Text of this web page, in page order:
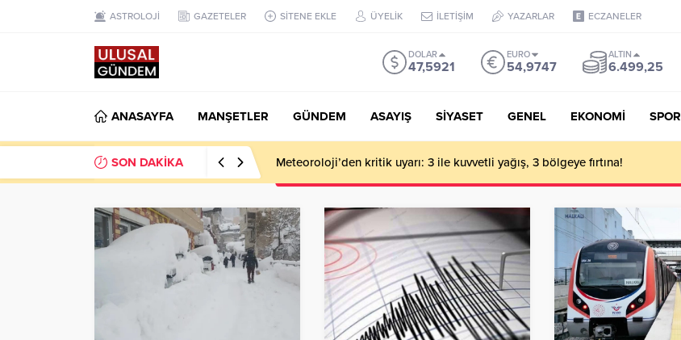
ASTROLOJİ GAZETELER SİTENE EKLE ÜYELİK İLETİŞİM YAZARLAR ECZANELER
DOLAR
47,5921
EURO
54,9747
ALTIN
6.499,25
ANASAYFA MANŞETLER GÜNDEM ASAYIŞ SİYASET GENEL EKONOMİ SPOR
SON DAKİKA Meteoroloji’den kritik uyarı: 3 ile kuvvetli yağış, 3 bölgeye fırtına!